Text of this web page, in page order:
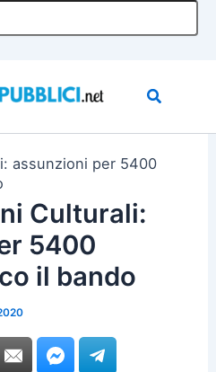
assunzioni per 5400
Culturali:
5400
il bando